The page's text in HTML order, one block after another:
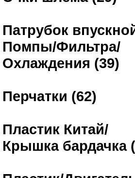
Патрубок
Помпы/Фильтра/
Охлаждения (39)
Перчатки (62)
Пластик Китай/
Крышка бардачка